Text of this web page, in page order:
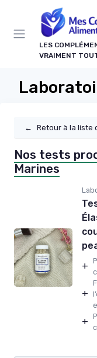
LES
VRAIMENT
← Retour à la liste
Nos tests
Marines
+
+
+
Panneau de gestion